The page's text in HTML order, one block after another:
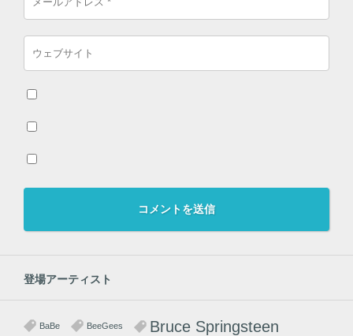
登場アーティスト
BaBe BeeGees Bruce Springsteen